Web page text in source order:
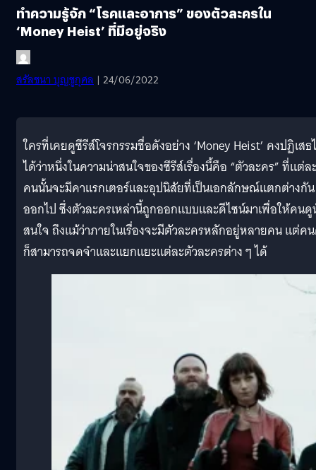
ทำความรู้จัก “โรคและอาการ” ของตัวละครใน
‘Money Heist’ ที่มีอยู่จริง
สรัลชนา บุญชูกุศล | 24/06/2022
ใครที่เคยดูซีรีส์โจรกรรมชื่อดังอย่าง ‘Money Heist’ คงปฏิเสธ
ได้ว่าหนึ่งในความน่าสนใจของซีรีส์เรื่องนี้คือ “ตัวละคร” ที่แต่ล
คนนั้นจะมีคาแรกเตอร์และอุปนิสัยที่เป็นเอกลักษณ์แตกต่างกัน
ออกไป ซึ่งตัวละครเหล่านี้ถูกออกแบบและดีไซน์มาเพื่อให้คน
สนใจ ถึงแม้ว่าภายในเรื่องจะมีตัวละครหลักอยู่หลายคน แต่ค
ก็สามารถจดจำและแยกแยะแต่ละตัวละครต่าง ๆ ได้